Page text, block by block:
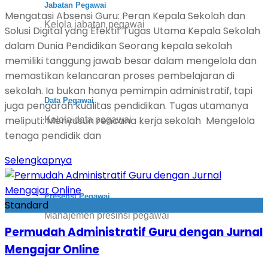
Jabatan Pegawai
Kelola jabatan pegawai
Data Pegawai
Kelola data pegawai
Presensi Pegawai
Manajemen presinsi pegawai
Mengatasi Absensi Guru: Peran Kepala Sekolah dan
Solusi Digital yang Efektif Tugas Utama Kepala Sekolah
dalam Dunia Pendidikan Seorang kepala sekolah
memiliki tanggung jawab besar dalam mengelola dan
memastikan kelancaran proses pembelajaran di
sekolah. Ia bukan hanya pemimpin administratif, tapi
juga pengarah kualitas pendidikan. Tugas utamanya
meliputi: Menyusun rencana kerja sekolah Mengelola
tenaga pendidik dan
Selengkapnya
Standard
Permudah Administratif Guru dengan Jurnal
Mengajar Online